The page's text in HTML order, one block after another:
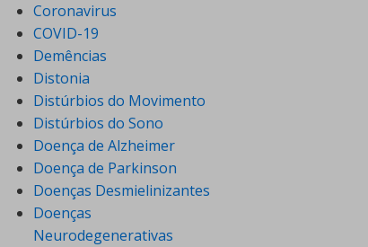
Coronavirus
COVID-19
Demências
Distonia
Distúrbios do Movimento
Distúrbios do Sono
Doença de Alzheimer
Doença de Parkinson
Doenças Desmielinizantes
Doenças
Neurodegenerativas